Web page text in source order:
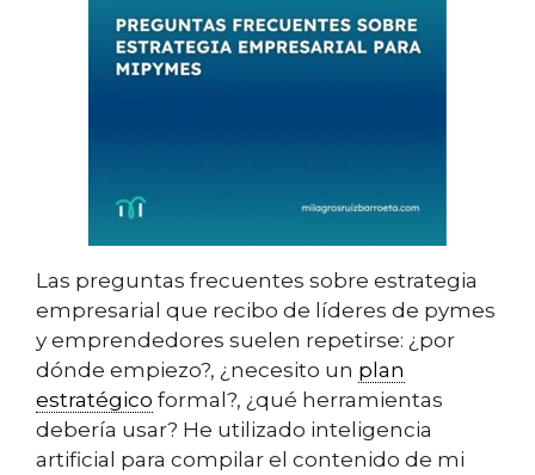
Las preguntas frecuentes sobre estrategia
empresarial que recibo de líderes de pymes
y emprendedores suelen repetirse: ¿por
dónde empiezo?, ¿necesito un plan
estratégico formal?, ¿qué herramientas
debería usar? He utilizado inteligencia
artificial para compilar el contenido de mi